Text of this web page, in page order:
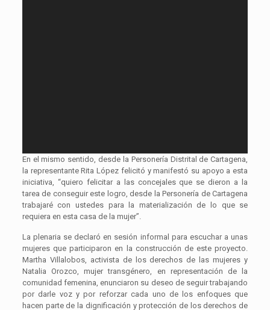
En el mismo sentido, desde la Personería Distrital de Cartagena,
la representante Rita López felicitó y manifestó su apoyo a esta
iniciativa, “quiero felicitar a las concejales que se dieron a la
tarea de conseguir este logro, desde la Personería de Cartagena
trabajaré con ustedes para la materialización de lo que se
requiera en esta casa de la mujer”.
La plenaria se declaró en sesión informal para escuchar a unas
mujeres que participaron en la construcción de este proyecto.
Martha Villalobos, activista de los derechos de las mujeres y
Natalia Orozco, mujer transgénero, en representación de la
comunidad femenina, enunciaron su deseo de seguir trabajando
por darle voz y por reforzar cada uno de los enfoques que
hacen parte de la dignificación y protección de los derechos de